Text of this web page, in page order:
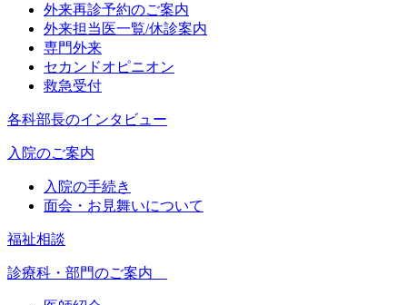
外来再診予約のご案内
外来担当医一覧/休診案内
専門外来
セカンドオピニオン
救急受付
各科部長のインタビュー
入院のご案内
入院の手続き
面会・お見舞いについて
福祉相談
診療科・部門のご案内